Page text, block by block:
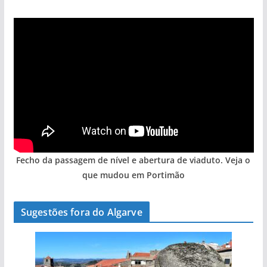
Fecho da passagem de nível e abertura de viaduto. Veja o
que mudou em Portimão
Sugestões fora do Algarve